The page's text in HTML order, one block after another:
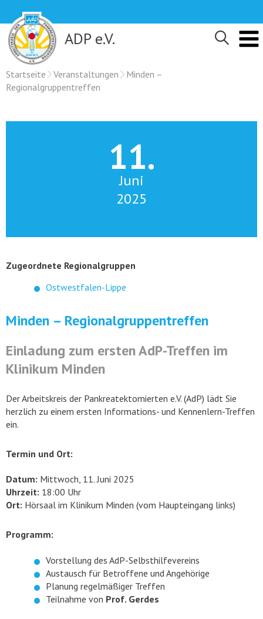
content
ADP e.V.
Startseite Veranstaltungen
Minden –
Regionalgruppentreffen
11.
Juni
2025
Zugeordnete Regionalgruppen
Ostwestfalen-Lippe
Minden – Regionalgruppentreffen
Einladung zum ersten AdP-Treffen im
Klinikum Minden
Der Arbeitskreis der Pankreatektomierten e.V. (AdP) lädt Sie
herzlich zu einem ersten Informations- und Kennenlern-Treffen
ein.
Termin und Ort:
Datum: Mittwoch, 11. Juni 2025
Uhrzeit: 18:00 Uhr
Ort: Hörsaal im Klinikum Minden (vom Haupteingang links)
Programm:
Vorstellung des AdP-Selbsthilfevereins
Austausch für Betroffene und Angehörige
Planung regelmäßiger Treffen
Teilnahme von Prof. Gerdes